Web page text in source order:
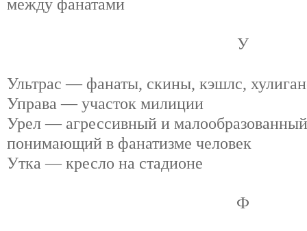
между фанатами
У
Ультрас — фанаты, скины, кэшлс,
Управа — участок милиции
Урел — агрессивный и
понимающий в фанатизме человек
Утка — кресло на стадионе
Ф